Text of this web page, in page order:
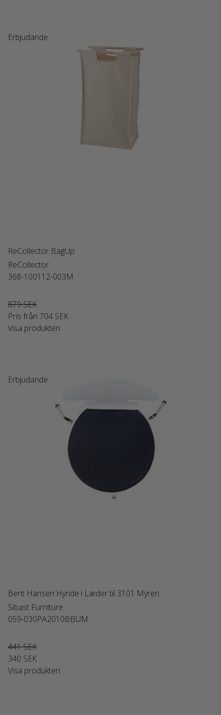
Erbjudande
ReCollector BagUp
ReCollector
368-100112-003M
879 SEK
Pris från 704 SEK
Visa produkten
Erbjudande
Bent Hansen Hynde i Læder til 3101 Myren
Sibast Furniture
059-030PA2010BBUM
441 SEK
340 SEK
Visa produkten